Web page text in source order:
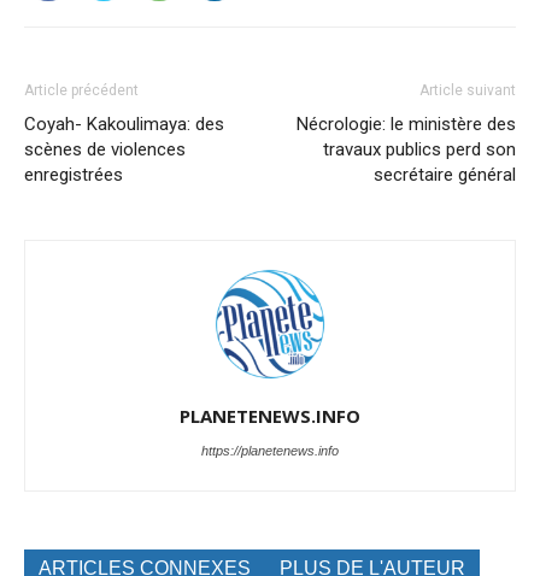
Article précédent
Coyah- Kakoulimaya: des
scènes de violences
enregistrées
Article suivant
Nécrologie: le ministère des
travaux publics perd son
secrétaire général
PLANETENEWS.INFO
https://planetenews.info
ARTICLES CONNEXES PLUS DE L'AUTEUR